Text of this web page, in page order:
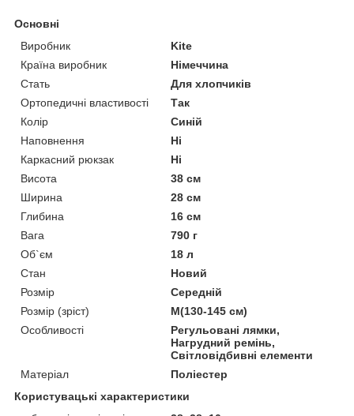
Основні
Виробник
Kite
Країна виробник
Німеччина
Стать
Для хлопчиків
Ортопедичні властивості
Так
Колір
Синій
Наповнення
Ні
Каркасний рюкзак
Ні
Висота
38 см
Ширина
28 см
Глибина
16 см
Вага
790 г
Об`єм
18 л
Стан
Новий
Розмір
Середній
Розмір (зріст)
M(130-145 см)
Особливості
Регульовані лямки,
Нагрудний ремінь,
Світловідбивні елементи
Матеріал
Поліестер
Користувацькі характеристики